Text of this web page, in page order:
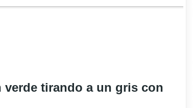
verde tirando a un gris con